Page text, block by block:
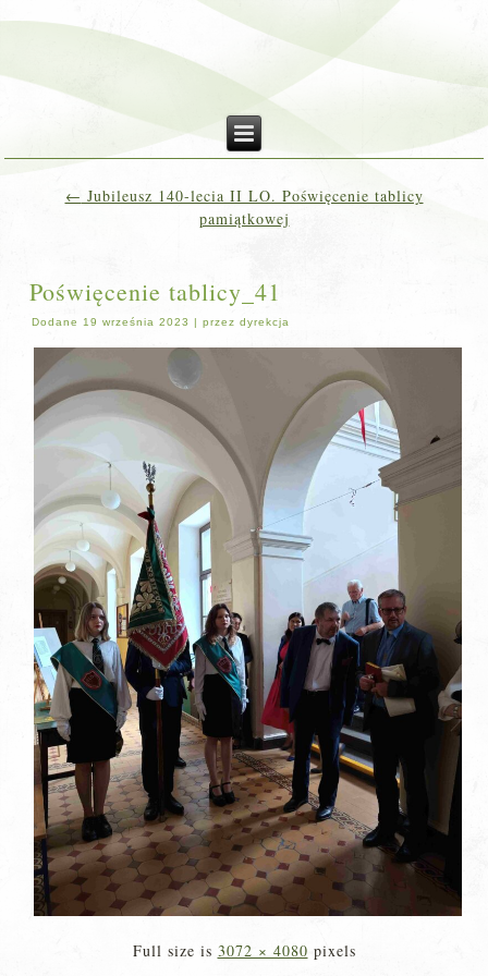
← Jubileusz 140-lecia II LO. Poświęcenie tablicy
pamiątkowej
Poświęcenie tablicy_41
Dodane 19 września 2023 |przez dyrekcja
Full size is 3072 × 4080 pixels